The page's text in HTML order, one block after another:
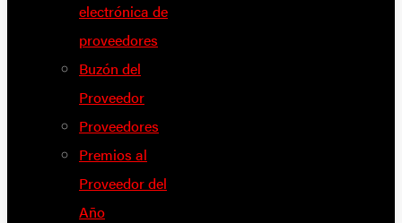
electrónica de
proveedores
Buzón del
Proveedor
Proveedores
Premios al
Proveedor del
Año